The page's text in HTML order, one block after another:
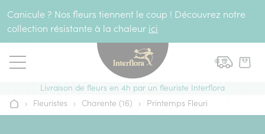
Canicule ? Nos fleurs tiennent le coup ! Découvrez notre
collection résistante à la chaleur ici
Livraison de fleurs en 4h par un fleuriste Interflora
Accueil
› Fleuristes › Charente (16) › Printemps Fleuri